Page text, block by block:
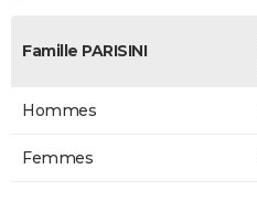
Famille PARISINI
Hommes
Femmes